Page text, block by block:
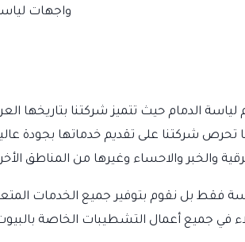
واجهات
الدمام حيث تتميز شركتنا بتاريخها
تحرص شركتنا على تقديم خدماتها بجودة
والخبر والاحساء وغيرها من المناطق
فقط بل نقوم بتوفير جميع الخدمات
في جميع أعمال التشطيبات الخاصة